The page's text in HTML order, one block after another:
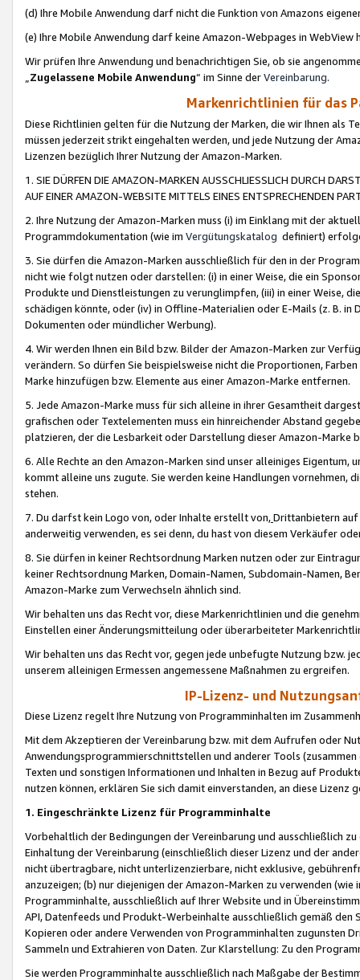
(d) Ihre Mobile Anwendung darf nicht die Funktion von Amazons
(e) Ihre Mobile Anwendung darf keine Amazon-Webpages in WebView
Wir prüfen Ihre Anwendung und benachrichtigen Sie, ob sie
„Zugelassene Mobile Anwendung“ im Sinne derVereinbarung.
Markenrichtlinien für das
Diese Richtlinien gelten für die Nutzung der Marken, die wir Ihnen als
müssen jederzeit strikt eingehalten werden, und jede Nutzung der
Lizenzen bezüglich Ihrer Nutzung der Amazon-Marken.
1. SIE DÜRFEN DIE AMAZON-MARKEN AUSSCHLIESSLICH DURCH
AUF EINER AMAZON-WEBSITE MITTELS EINES ENTSPRECHENDEN
2. Ihre Nutzung der Amazon-Marken muss (i) im Einklang mit der
Programmdokumentation (wie im Vergütungskatalog definiert)
3. Sie dürfen die Amazon-Marken ausschließlich für den in der
nicht wie folgt nutzen oder darstellen: (i) in einer Weise, die ein
Produkte und Dienstleistungen zu verunglimpfen, (iii) in einer Weise,
schädigen könnte, oder (iv) in Offline-Materialien oder E-Mails (z. B. in
Dokumenten oder mündlicher Werbung).
4. Wir werden Ihnen ein Bild bzw. Bilder der Amazon-Marken zur
verändern. So dürfen Sie beispielsweise nicht die Proportionen,
Marke hinzufügen bzw. Elemente aus einer Amazon-Marke entfernen.
5. Jede Amazon-Marke muss für sich alleine in ihrer Gesamtheit
grafischen oder Textelementen muss ein hinreichender Abstand
platzieren, der die Lesbarkeit oder Darstellung dieser Amazon-Marke
6. Alle Rechte an den Amazon-Marken sind unser alleiniges
kommt alleine uns zugute. Sie werden keine Handlungen vornehmen,
stehen.
7. Du darfst kein Logo von, oder Inhalte erstellt von,Drittanbietern auf
anderweitig verwenden, es sei denn, du hast von diesem Verkäufer
8. Sie dürfen in keiner Rechtsordnung Marken nutzen oder zur
keiner Rechtsordnung Marken, Domain-Namen, Subdomain-Namen,
Amazon-Marke zum Verwechseln ähnlich sind.
Wir behalten uns das Recht vor, diese Markenrichtlinien und die
Einstellen einer Änderungsmitteilung oder überarbeiteter
Wir behalten uns das Recht vor, gegen jede unbefugte Nutzung bzw.
unserem alleinigen Ermessen angemessene Maßnahmen zu ergreifen.
IP-Lizenz- und
Diese Lizenz regelt Ihre Nutzung von Programminhalten im
Mit dem Akzeptieren der Vereinbarung bzw. mit dem Aufrufen oder
Anwendungsprogrammierschnittstellen und anderer Tools (zusammen
Texten und sonstigen Informationen und Inhalten in Bezug auf
nutzen können, erklären Sie sich damit einverstanden, an diese Lizenz
1. Eingeschränkte Lizenz für Programminhalte
Vorbehaltlich der Bedingungen der Vereinbarung und ausschließlich
Einhaltung der Vereinbarung (einschließlich dieser Lizenz und der
nicht übertragbare, nicht unterlizenzierbare, nicht exklusive,
anzuzeigen; (b) nur diejenigen der Amazon-Marken zu verwenden
Programminhalte, ausschließlich auf Ihrer Website und in
API, Datenfeeds und Produkt-Werbeinhalte ausschließlich gemäß
Kopieren oder andere Verwenden von Programminhalten zugunsten
Sammeln und Extrahieren von Daten. Zur Klarstellung: Zu den
Sie werden Programminhalte ausschließlich nach Maßgabe der